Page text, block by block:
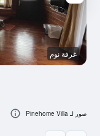
غرفة نوم
صور لـ Pinehome Villa